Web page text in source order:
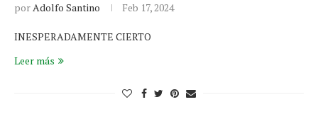
porAdolfo Santino Feb 17, 2024
INESPERADAMENTE CIERTO
Leer más